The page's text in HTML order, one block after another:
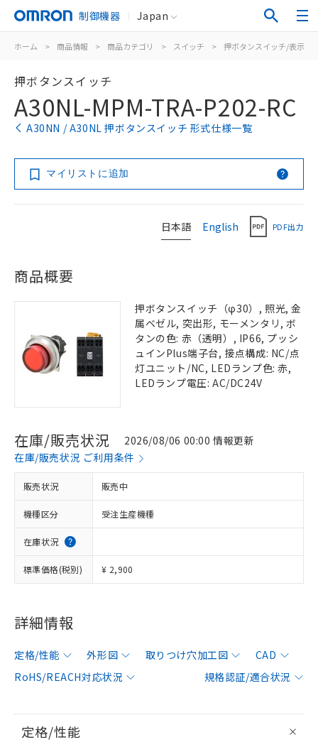
制御機器 Japan
ホーム > 商品情報 > 商品カテゴリ > スイッチ > 押ボタンスイッチ/表示灯
押ボタンスイッチ
A30NL-MPM-TRA-P202-RC
A30NN / A30NL 押ボタンスイッチ 形式仕様一覧
マイリストに追加
日本語 English PDF出力
商品概要
押ボタンスイッチ（φ30）, 照光, 金
属ベゼル, 突出形, モーメンタリ, ボ
タンの色: 赤（透明）, IP66, プッシ
ュインPlus端子台, 接点構成: NC/点
灯ユニット/NC, LEDランプ色: 赤,
LEDランプ電圧: AC/DC24V
在庫/販売状況
2026/08/06 00:00 情報更新
在庫/販売状況 ご利用条件
販売状況 販売中
機種区分 受注生産機種
在庫状況
標準価格(税別) ¥ 2,900
詳細情報
定格/性能 外形図 取りつけ穴加工図
CAD
RoHS/REACH対応状況
規格認証/適合状況
定格/性能